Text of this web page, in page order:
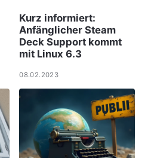
Kurz informiert:
Anfänglicher Steam
Deck Support kommt
mit Linux 6.3
08.02.2023